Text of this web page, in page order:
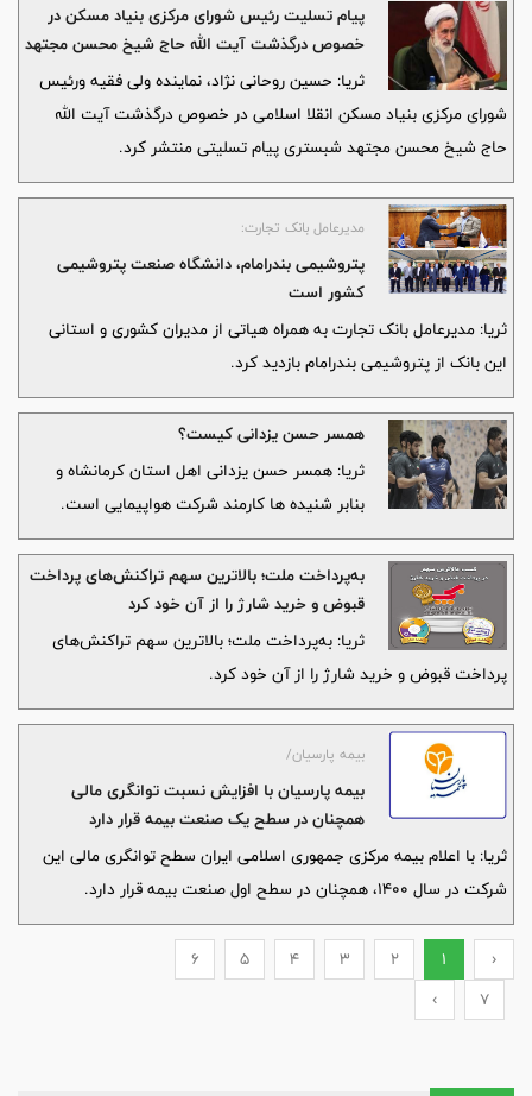
پیام تسلیت رئیس شورای مرکزی بنیاد مسکن در
خصوص درگذشت آیت الله حاج شیخ محسن مجتهد
شبستری
ثریا: حسین روحانی نژاد، نماینده ولی فقیه ورئیس
شورای مرکزی بنیاد مسکن انقلا اسلامی در خصوص درگذشت آیت الله
حاج شیخ محسن مجتهد شبستری پیام تسلیتی منتشر کرد.
مدیرعامل بانک تجارت:‌
پتروشیمی بندرامام، دانشگاه صنعت پتروشیمی
کشور است
ثریا: مدیرعامل بانک تجارت به همراه هیاتی از مدیران کشوری و استانی
این بانک از پتروشیمی بندرامام بازدید کرد.‌
همسر حسن یزدانی کیست؟
ثریا: همسر حسن یزدانی اهل استان کرمانشاه و
بنابر شنیده ها کارمند شرکت هواپیمایی است.
به‌پرداخت ملت؛ بالاترین سهم تراکنش‌های پرداخت
قبوض و خرید شارژ را از آن خود کرد
ثریا: به‌پرداخت ملت؛ بالاترین سهم تراکنش‌های
پرداخت قبوض و خرید شارژ را از آن خود کرد.
بیمه پارسیان/
بیمه پارسیان با افزایش نسبت توانگری مالی
همچنان در سطح یک صنعت بیمه قرار دارد
ثریا: با اعلام بیمه مرکزی جمهوری اسلامی ایران سطح توانگری مالی این
شرکت در سال 1400، همچنان در سطح اول صنعت بیمه قرار دارد.
‹
1
2
3
4
5
6
7
›